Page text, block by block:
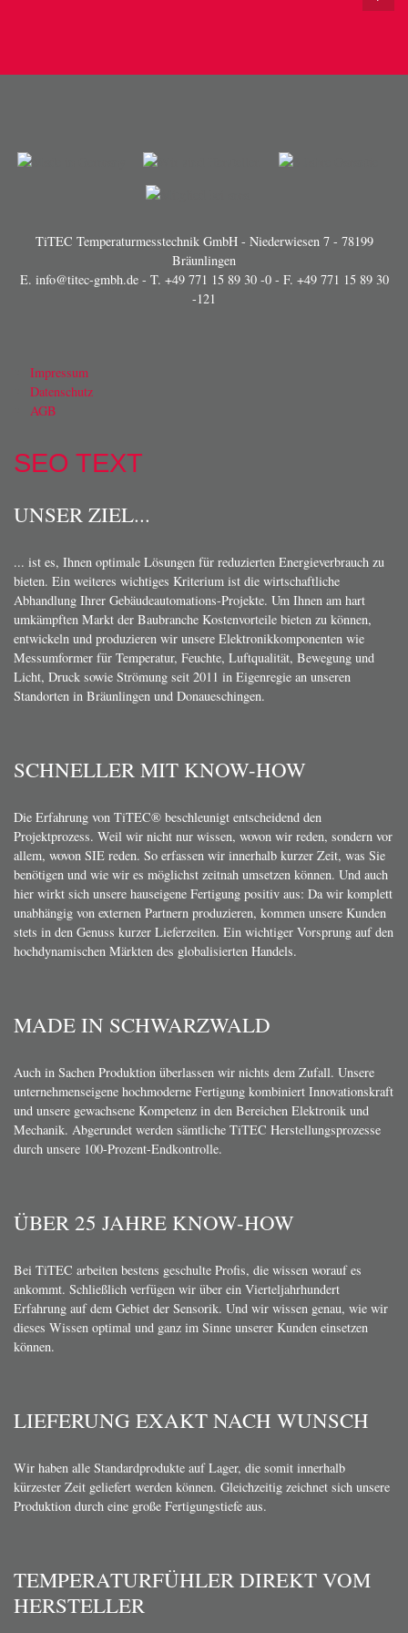
TiTEC Temperaturmesstechnik GmbH - Niederwiesen 7 - 78199
Bräunlingen
E. info@titec-gmbh.de- T. +49 771 15 89 30 -0- F. +49 771 15 89 30
-121
Impressum
Datenschutz
AGB
SEO TEXT
UNSER ZIEL...
... ist es, Ihnen optimale Lösungen für reduzierten Energieverbrauch zu
bieten. Ein weiteres wichtiges Kriterium ist die wirtschaftliche
Abhandlung Ihrer Gebäudeautomations-Projekte. Um Ihnen am hart
umkämpften Markt der Baubranche Kostenvorteile bieten zu können,
entwickeln und produzieren wir unsere Elektronikkomponenten wie
Messumformer für Temperatur, Feuchte, Luftqualität, Bewegung und
Licht, Druck sowie Strömung seit 2011 in Eigenregie an unseren
Standorten in Bräunlingen und Donaueschingen.
SCHNELLER MIT KNOW-HOW
Die Erfahrung von TiTEC® beschleunigt entscheidend den
Projektprozess. Weil wir nicht nur wissen, wovon wir reden, sondern vor
allem, wovon SIE reden. So erfassen wir innerhalb kurzer Zeit, was Sie
benötigen und wie wir es möglichst zeitnah umsetzen können. Und auch
hier wirkt sich unsere hauseigene Fertigung positiv aus: Da wir komplett
unabhängig von externen Partnern produzieren, kommen unsere Kunden
stets in den Genuss kurzer Lieferzeiten. Ein wichtiger Vorsprung auf den
hochdynamischen Märkten des globalisierten Handels.
MADE IN SCHWARZWALD
Auch in Sachen Produktion überlassen wir nichts dem Zufall. Unsere
unternehmenseigene hochmoderne Fertigung kombiniert Innovationskraft
und unsere gewachsene Kompetenz in den Bereichen Elektronik und
Mechanik. Abgerundet werden sämtliche TiTEC Herstellungsprozesse
durch unsere 100-Prozent-Endkontrolle.
ÜBER 25 JAHRE KNOW-HOW
Bei TiTEC arbeiten bestens geschulte Profis, die wissen worauf es
ankommt. Schließlich verfügen wir über ein Vierteljahrhundert
Erfahrung auf dem Gebiet der Sensorik. Und wir wissen genau, wie wir
dieses Wissen optimal und ganz im Sinne unserer Kunden einsetzen
können.
LIEFERUNG EXAKT NACH WUNSCH
Wir haben alle Standardprodukte auf Lager, die somit innerhalb
kürzester Zeit geliefert werden können. Gleichzeitig zeichnet sich unsere
Produktion durch eine große Fertigungstiefe aus.
TEMPERATURFÜHLER DIREKT VOM
HERSTELLER